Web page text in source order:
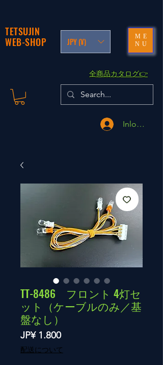
TETSUJIN
WEB-SHOP
JPY (¥)
ME
NU
​全商品カタログ👉
Inloggen
TT-8486 フロント 4灯セ
ット（ケーブルのみ／基
盤なし）
JP¥ 1.800Prijs
配送について